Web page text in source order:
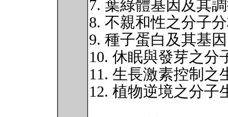
7. 葉綠體基因及其
8. 不親和性之分子
9. 種子蛋白及其基因
10. 休眠與發芽之分
11. 生長激素控制之
12. 植物逆境之分子